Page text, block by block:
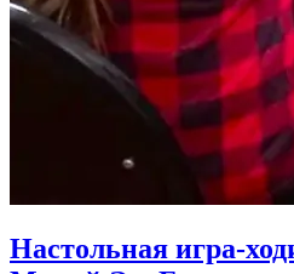
Настольная игра-